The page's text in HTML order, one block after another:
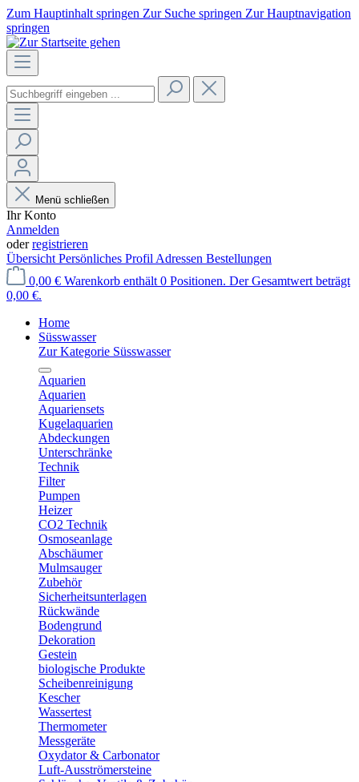
Zum Hauptinhalt springen Zur Suche springen Zur Hauptnavigation
springen
Menü schließen
Ihr Konto
Anmelden
oderregistrieren
Übersicht Persönliches Profil Adressen Bestellungen
0,00 € Warenkorb enthält 0 Positionen. Der Gesamtwert beträgt
0,00 €.
Home
Süsswasser
Zur Kategorie Süsswasser
Aquarien
Aquarien
Aquariensets
Kugelaquarien
Abdeckungen
Unterschränke
Technik
Filter
Pumpen
Heizer
CO2 Technik
Osmoseanlage
Abschäumer
Mulmsauger
Zubehör
Sicherheitsunterlagen
Rückwände
Bodengrund
Dekoration
Gestein
biologische Produkte
Scheibenreinigung
Kescher
Wassertest
Thermometer
Messgeräte
Oxydator & Carbonator
Luft-Ausströmersteine